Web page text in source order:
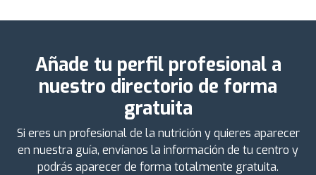
Añade tu perfil profesional a
nuestro directorio de forma
gratuita
Si eres un profesional de la nutrición y quieres aparecer
en nuestra guía, envíanos la información de tu centro y
podrás aparecer de forma totalmente gratuita.